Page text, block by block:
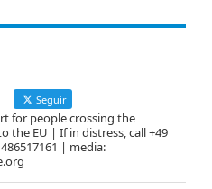
Seguir
for people crossing the
the EU | If in distress, call +49
| media: